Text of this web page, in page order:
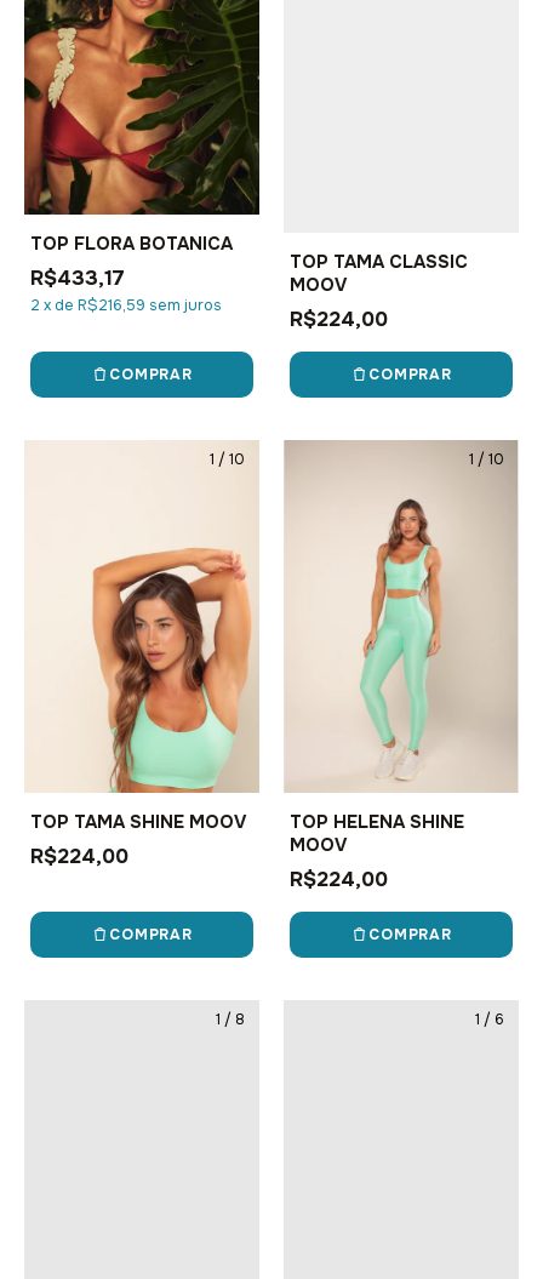
TOP FLORA BOTANICA
R$433,17
2 xde R$216,59 sem juros
COMPRAR
TOP TAMA CLASSIC
MOOV
R$224,00
COMPRAR
1 / 10
TOP TAMA SHINE MOOV
R$224,00
COMPRAR
1 / 10
TOP HELENA SHINE
MOOV
R$224,00
COMPRAR
1 / 8 1 / 6